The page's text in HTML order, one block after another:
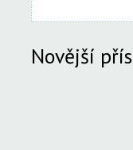
Novější